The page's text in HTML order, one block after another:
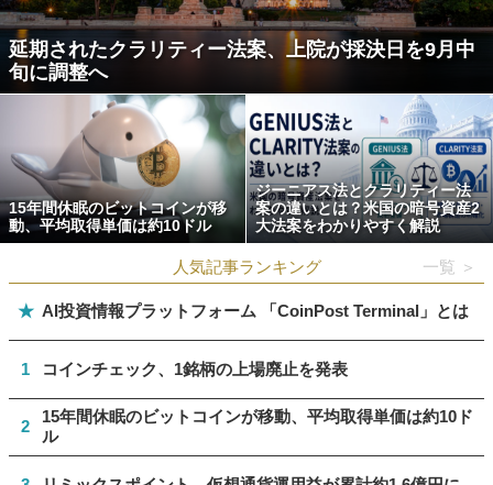
延期されたクラリティー法案、上院が採決日を9月中
旬に調整へ
15年間休眠のビットコインが移
動、平均取得単価は約10ドル
ジーニアス法とクラリティー法
案の違いとは？米国の暗号資産2
大法案をわかりやすく解説
人気記事ランキング 一覧 ＞
★ AI投資情報プラットフォーム 「CoinPost Terminal」とは
1 コインチェック、1銘柄の上場廃止を発表
2
15年間休眠のビットコインが移動、平均取得単価は約10ド
ル